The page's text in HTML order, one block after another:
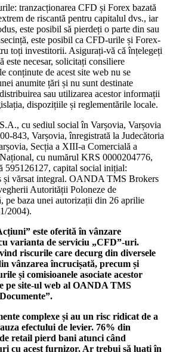
tranzacționarea CFD și Forex bazată
de riscantă pentru capitalul dvs., iar
este posibil să pierdeți o parte din sau
este posibil ca CFD-urile și Forex-
toți investitorii. Asigurați-vă că înțelegeți
este necesar, solicitați consiliere
conținute de acest site web nu se
anumite țări și nu sunt destinate
sau utilizarea acestor informații
dispozițiile și reglementările locale.
cu sediul social în Varșovia, Varșovia
843, Varșovia, înregistrată la Judecătoria
Secția a XIII-a Comercială a
cu numărul KRS 0000204776,
595126127, capital social inițial:
și vărsat integral. OANDA TMS Brokers
Autorității Poloneze de
pe baza unei autorizații din 26 aprilie
2004).
este oferită în vânzare
varianta de serviciu „CFD”-uri.
riscurile care decurg din diversele
vânzarea încrucișată, precum și
și comisioanele asociate acestor
pe site-ul web al OANDA TMS
complexe și au un risc ridicat de a
efectului de levier. 76% din
retail pierd bani atunci când
cu acest furnizor. Ar trebui să luați în